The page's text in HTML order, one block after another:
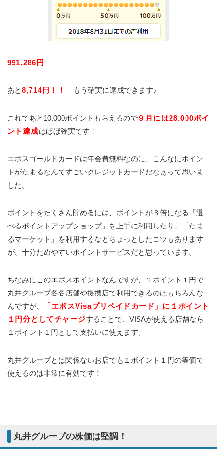
991,286円
あと8,714円！！ もう確実に達成できます♪
これであと10,000ポイントもらえるので９月には28,000ポイ
ント達成はほぼ確実です！
エポスゴールドカードは年会費無料なのに、こんなにポイン
トがたまるなんてすごいクレジットカードだなぁって思いま
した。
ポイントをたくさん貯めるには、ポイントが３倍になる「選
べるポイントアップショップ」を上手に利用したり、「たま
るマーケット」を利用するなどちょっとしたコツもあります
が、十分ためやすいポイントサービスだと思っています。
ちなみにこのエポスポイントなんですが、１ポイント１円で
丸井グループ各各店舗や提携店で利用できるのはもちろんな
んですが、
「エポスVisaプリペイドカード」に１ポイント
１円分としてチャージすることで、VISAが使える店舗なら
１ポイント１円として支払いに使えます。
丸井グループとは関係ないお店でも１ポイント１円の等価で
使えるのは非常に有効です！
丸井グループの株価は堅調！